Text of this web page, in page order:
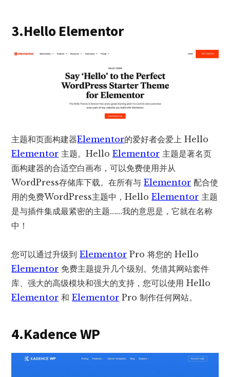
3.Hello Elementor
主题和页面构建器Elementor的爱好者会爱上 Hello
Elementor 主题。HelloElementor 主题是著名页
面构建器的合适空白画布，可以免费使用并从
WordPress存储库下载。在所有与Elementor 配合使
用的免费WordPress主题中，HelloElementor 主题
是与插件集成最紧密的主题……我的意思是，它就在名称
中！
您可以通过升级到Elementor Pro 将您的 Hello
Elementor 免费主题提升几个级别。凭借其网站套件
库、强大的高级模块和强大的支持，您可以使用 Hello
Elementor 和Elementor Pro 制作任何网站。
4.Kadence WP